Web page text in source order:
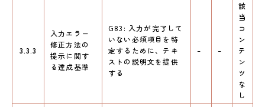
3.3.3
入力エラー
修正方法の
提示に関す
る達成基準
G83: 入力が完了して
いない必須項目を特
定するために、テキ
ストの説明文を提供
する
– –
該
当
コ
ン
テ
ン
ツ
な
し